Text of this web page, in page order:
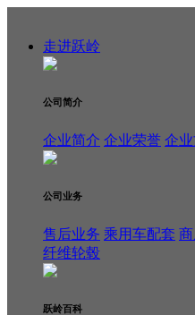
走进跃岭
公司简介
企业简介 企业荣誉 企
公司业务
售后业务 乘用车配套
纤维轮毂
跃岭百科